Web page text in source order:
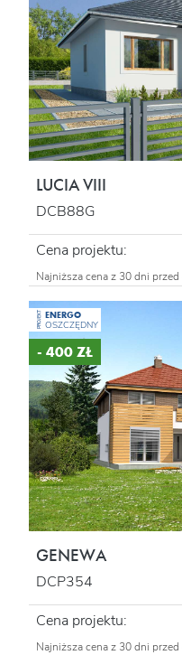
LUCIA VIII
DCB88G
Cena projektu:
Najniższa cena z 30 dni
PROJEKT ENERGO
OSZCZĘDNY
- 400 ZŁ
GENEWA
DCP354
Cena projektu:
Najniższa cena z 30 dni